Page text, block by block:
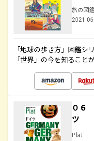
旅の図
「地球の歩き方」図鑑シ
「世界」の今を知ること
０６
ツ
Plat